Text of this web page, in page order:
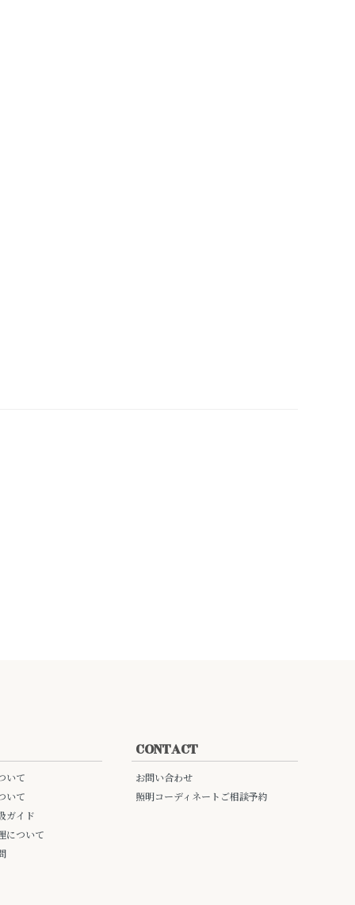
いて
いて
ガイド
について
CONTACT
お問い合わせ
照明コーディネートご相談予約